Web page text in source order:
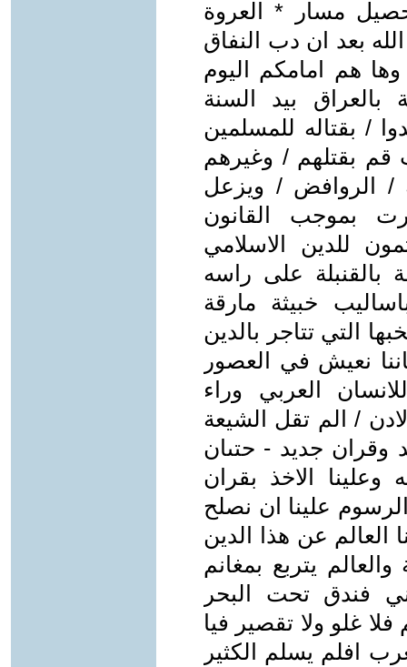
مسار * العروة
بعد ان دب النفاق
هم امامكم اليوم
بالعراق بيد السنة
/ بقتاله للمسلمين
قم بقتلهم / وغيرهم
/ الروافض / ويزعل
بموجب القانون
للدين الاسلامي
على راسه
خبيثة مارقة
التي تتاجر بالدين
نعيش في العصور
العربي وراء
/ الم تقل الشيعة
وقران جديد - حتىان
الاخذ بقران
علينا ان نصلح
العالم عن هذا الدين
يتربع بمغانم
فندق تحت البحر
غلو ولا تقصير فيا
افلم يسلم الكثير